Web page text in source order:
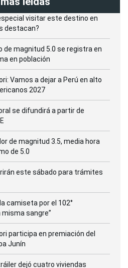
visitar este destino en
destacan?
de magnitud 5.0 se registra en
en población
Vamos a dejar a Perú en alto
2027
se difundirá a partir de
de magnitud 3.5, media hora
de 5.0
este sábado para trámites
camiseta por el 102°
misma sangre”
participa en premiación del
Junín
dejó cuatro viviendas